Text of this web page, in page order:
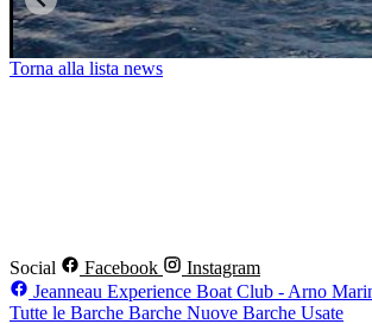
Torna alla lista news
Social Facebook
Instagram
Jeanneau Experience Boat Club - Arno
Tutte le Barche Barche Nuove Barche Usate